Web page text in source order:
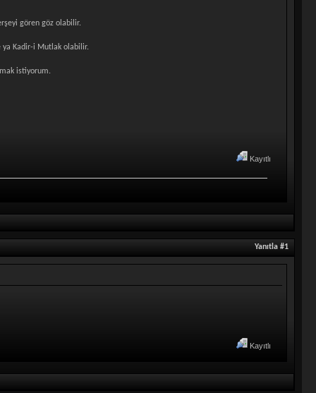
gören göz olabilir.
ya Kadir-i Mutlak olabilir.
istiyorum.
Kayıtlı
Yanıtla #1
Kayıtlı